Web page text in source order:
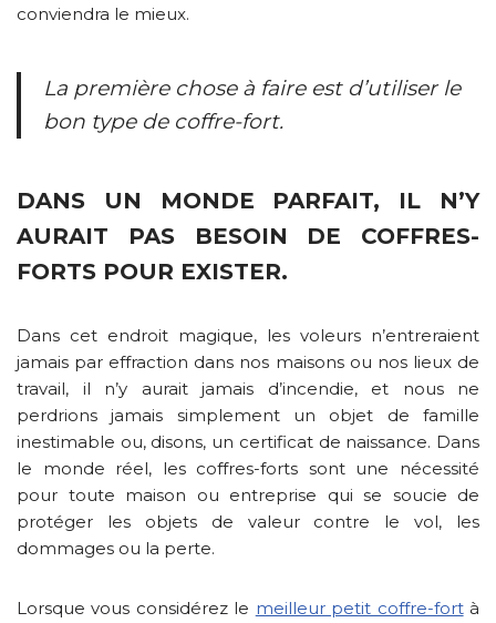
conviendra le mieux.
La première chose à faire est d’utiliser le
bon type de coffre-fort.
DANS UN MONDE PARFAIT, IL N’Y
AURAIT PAS BESOIN DE COFFRES-
FORTS POUR EXISTER.
Dans cet endroit magique, les voleurs n’entreraient
jamais par effraction dans nos maisons ou nos lieux de
travail, il n’y aurait jamais d’incendie, et nous ne
perdrions jamais simplement un objet de famille
inestimable ou, disons, un certificat de naissance. Dans
le monde réel, les coffres-forts sont une nécessité
pour toute maison ou entreprise qui se soucie de
protéger les objets de valeur contre le vol, les
dommages ou la perte.
Lorsque vous considérez le meilleur petit coffre-fortà